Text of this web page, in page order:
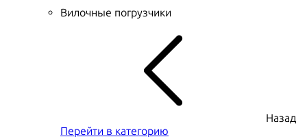
Вилочные погрузчики
Назад
Перейти в категорию